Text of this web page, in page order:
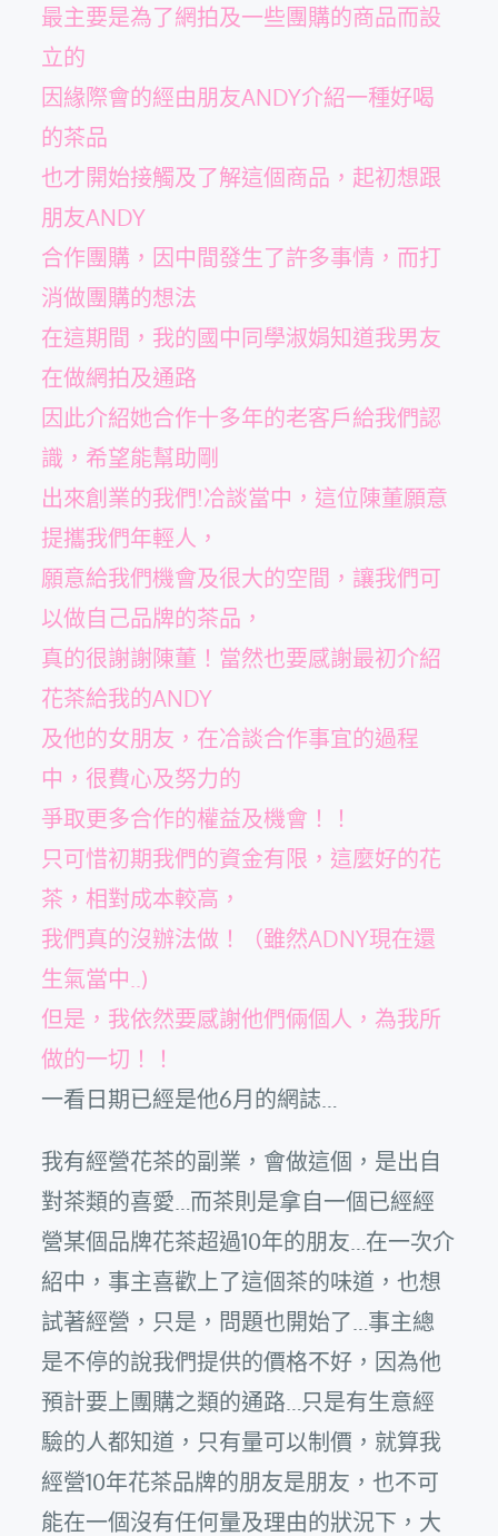
最主要是為了網拍及一些團購的商品而設
立的
因緣際會的經由朋友ANDY介紹一種好喝
的茶品
也才開始接觸及了解這個商品，起初想跟
朋友ANDY
合作團購，因中間發生了許多事情，而打
消做團購的想法
在這期間，我的國中同學淑娟知道我男友
在做網拍及通路
因此介紹她合作十多年的老客戶給我們認
識，希望能幫助剛
出來創業的我們!冾談當中，這位陳董願意
提攜我們年輕人，
願意給我們機會及很大的空間，讓我們可
以做自己品牌的茶品，
真的很謝謝陳董！當然也要感謝最初介紹
花茶給我的ANDY
及他的女朋友，在冾談合作事宜的過程
中，很費心及努力的
爭取更多合作的權益及機會！！
只可惜初期我們的資金有限，這麼好的花
茶，相對成本較高，
我們真的沒辦法做！（雖然ADNY現在還
生氣當中..)
但是，我依然要感謝他們倆個人，為我所
做的一切！！
一看日期已經是他6月的網誌…
我有經營花茶的副業，會做這個，是出自
對茶類的喜愛…而茶則是拿自一個已經經
營某個品牌花茶超過10年的朋友…在一次介
紹中，事主喜歡上了這個茶的味道，也想
試著經營，只是，問題也開始了…事主總
是不停的說我們提供的價格不好，因為他
預計要上團購之類的通路…只是有生意經
驗的人都知道，只有量可以制價，就算我
經營10年花茶品牌的朋友是朋友，也不可
能在一個沒有任何量及理由的狀況下，大